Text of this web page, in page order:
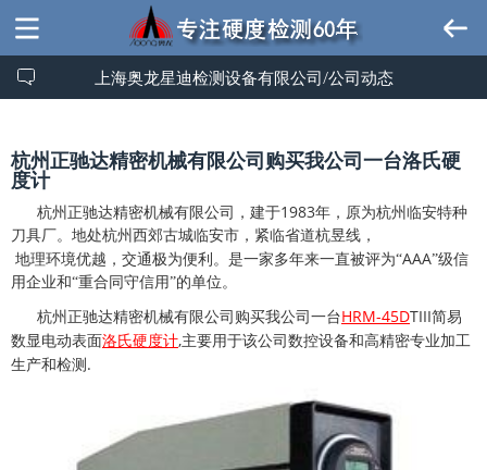
上海奥龙星迪检测设备有限公司/公司动态
杭州正驰达精密机械有限公司购买我公司一台洛氏硬
度计
杭州正驰达精密机械有限公司，建于1983年，原为杭州临安特种
刀具厂。地处杭州西郊古城临安市，紧临省道杭昱线，
地理环境优越，交通极为便利。是一家多年来一直被评为“AAA”级信
用企业和“重合同守信用”的单位。
杭州正驰达精密机械有限公司购买我公司一台HRM-45DTIII简易
数显电动表面洛氏硬度计,主要用于该公司数控设备和高精密专业加工
生产和检测 .